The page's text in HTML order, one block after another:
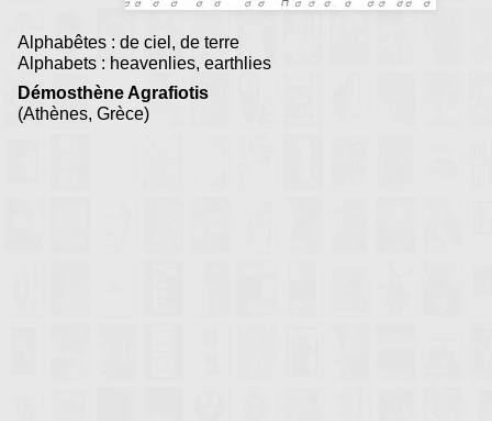
Alphabêtes : de ciel, de terre
Alphabets : heavenlies, earthlies
Démosthène Agrafiotis
(Athènes, Grèce)